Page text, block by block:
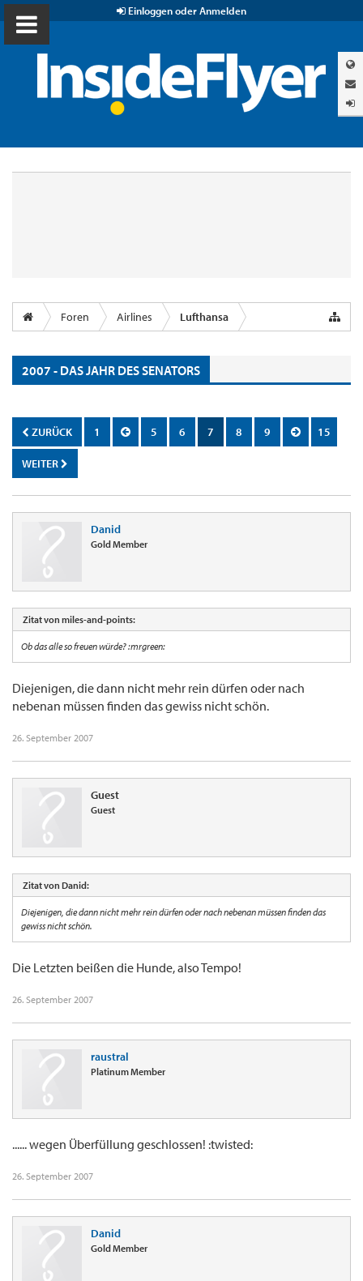
Einloggen oder Anmelden
Foren Airlines Lufthansa
2007 - DAS JAHR DES SENATORS
ZURÜCK 1 5 6 7 8 9 15
WEITER
Danid
Gold Member
Zitat von miles-and-points:
Ob das alle so freuen würde? :mrgreen:
Diejenigen, die dann nicht mehr rein dürfen oder nach
nebenan müssen finden das gewiss nicht schön.
26. September 2007
Guest
Guest
Zitat von Danid:
Diejenigen, die dann nicht mehr rein dürfen oder nach nebenan müssen finden das
gewiss nicht schön.
Die Letzten beißen die Hunde, also Tempo!
26. September 2007
raustral
Platinum Member
...... wegen Überfüllung geschlossen! :twisted:
26. September 2007
Danid
Gold Member